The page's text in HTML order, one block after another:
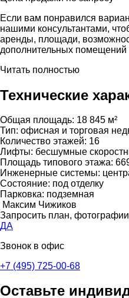
Если вам понравился
нашими консультантами,
аренды, площади,
дополнительных
Читать полностью
Технические
Общая площадь: 18 845 м²
Тип: офисная и торговая
Количество этажей: 16
Лифты: бесшумные
Площадь типового этажа:
Инженерные системы:
Состояние: под отделку
Парковка: подземная
Максим Чижиков
Запросить план,
ДА
Звонок в офис
+7 (495) 725-00-68
Оставьте